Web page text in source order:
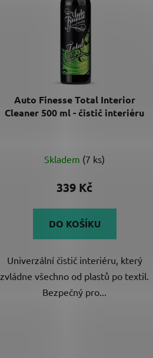
Auto Finesse Total Interior
Cleaner 500 ml - čistič interiéru
hodnocení
produktu
z
hvězdiček.
Skladem (7 ks)
339 Kč
DO KOŠÍKU
Univerzální čistič interiéru, který
zvládne všechno od plastů po textil.
Bezpečný pro...